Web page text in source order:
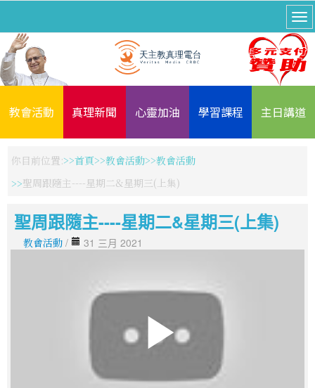
教會活動 真理新聞 心靈加油 學習課程 主日講道
你目前位置: 首頁 教會活動
教會活動
聖周跟隨主----星期二&星期三(上集)
聖周跟隨主----星期二&星期三(上集)
教會活動 / 31 三月 2021